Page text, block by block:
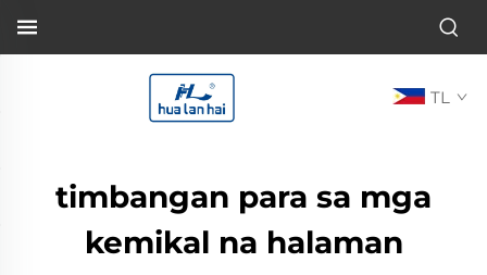
TL
timbangan para sa mga
kemikal na halaman